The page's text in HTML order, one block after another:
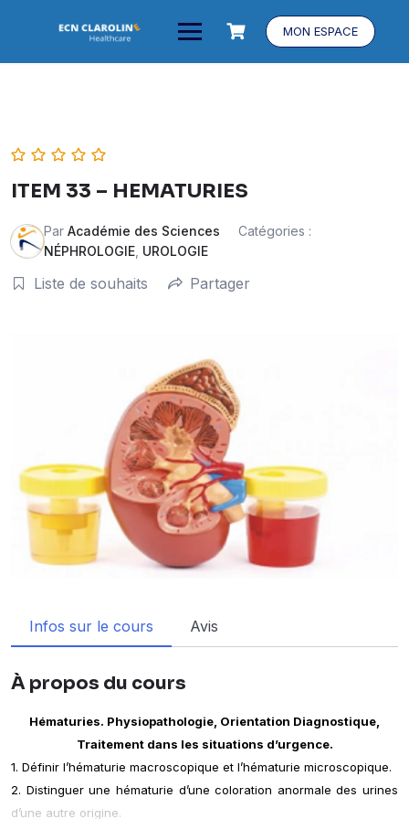
MON ESPACE
ITEM 33 – HEMATURIES
Par Académie des Sciences
Catégories :
NÉPHROLOGIE UROLOGIE
Liste de souhaits Partager
Infos sur le cours Avis
À propos du cours
Hématuries. Physiopathologie, Orientation Diagnostique,
Traitement dans les situations d’urgence.
1. Définir l’hématurie macroscopique et l’hématurie microscopique.
2. Distinguer une hématurie d’une coloration anormale des urines
d’une autre origine.